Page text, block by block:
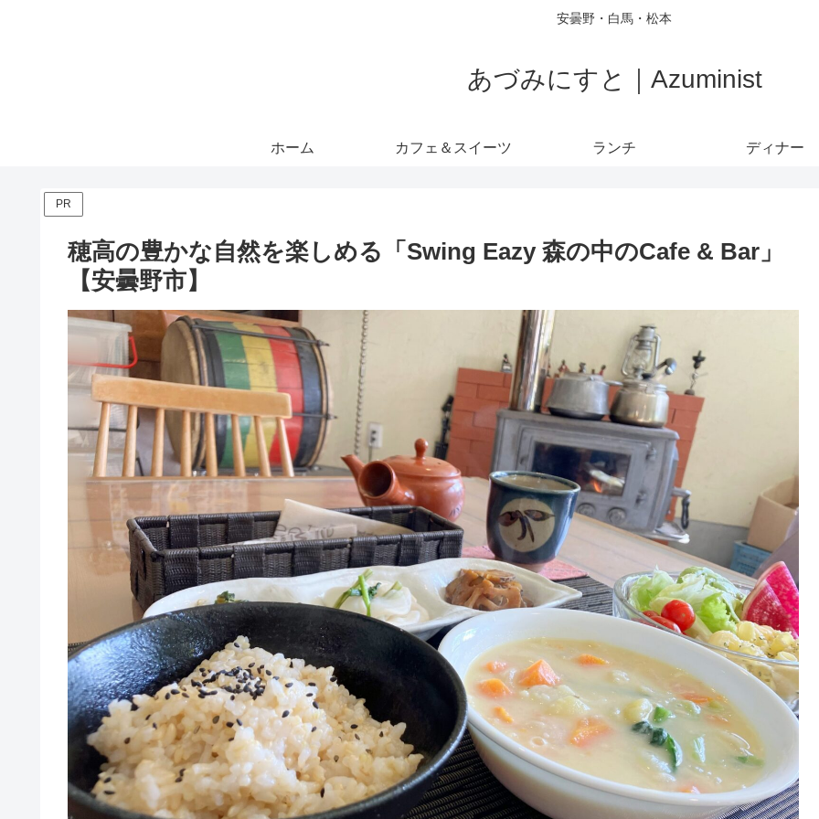
安曇野・白馬・松本
あづみにすと｜Azuminist
ホーム カフェ＆スイーツ ランチ ディナー
PR
穂高の豊かな自然を楽しめる「Swing Eazy 森の中のCafe & Bar」
【安曇野市】